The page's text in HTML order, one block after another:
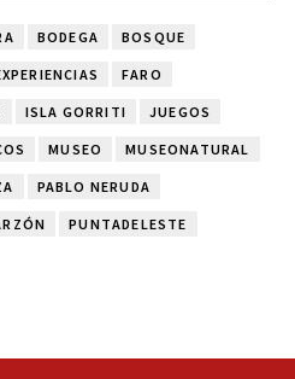
BODEGA BOSQUE
FARO
ISLA GORRITI JUEGOS
MUSEO MUSEONATURAL
PABLO NERUDA
PUNTADELESTE